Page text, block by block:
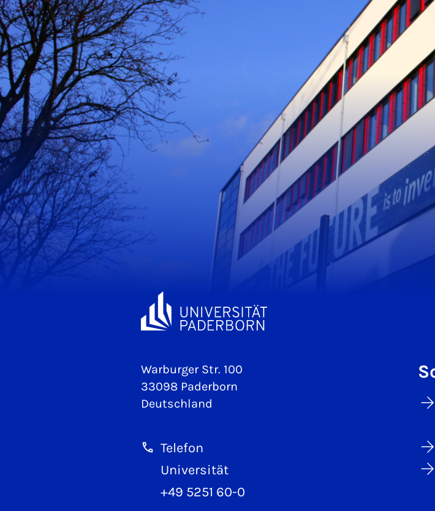
Warburger Str. 100
33098 Paderborn
Deutschland
Telefon
Universität
+49 5251 60-0